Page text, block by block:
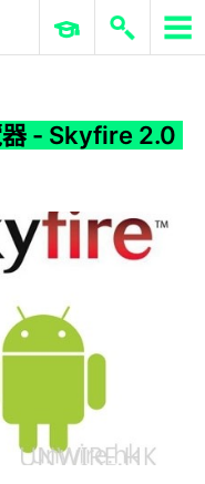
ERP 與商業 AI
- Skyfire 2.0